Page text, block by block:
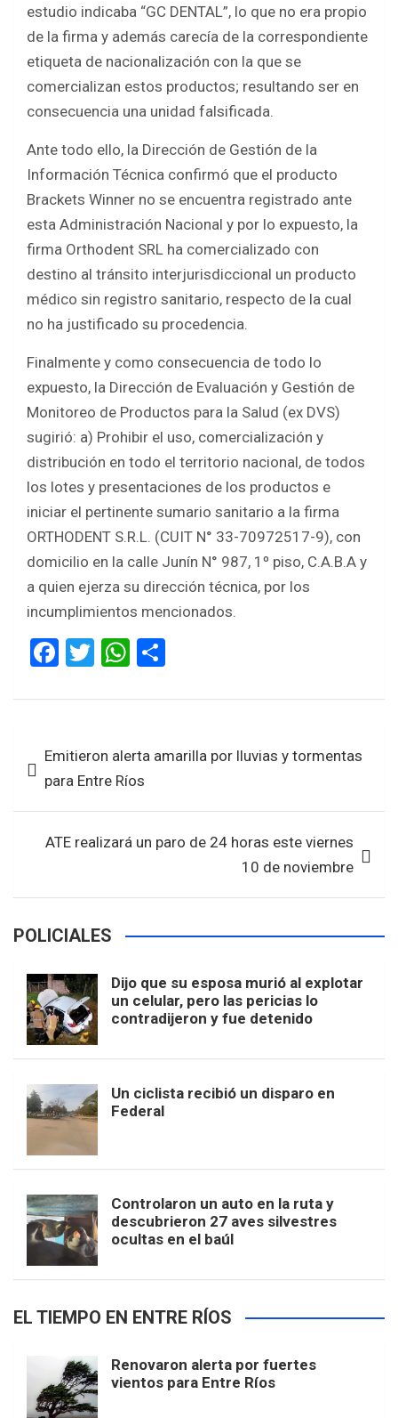
estudio indicaba “GC DENTAL”, lo que no era propio
de la firma y además carecía de la correspondiente
etiqueta de nacionalización con la que se
comercializan estos productos; resultando ser en
consecuencia una unidad falsificada.
Ante todo ello, la Dirección de Gestión de la
Información Técnica confirmó que el producto
Brackets Winner no se encuentra registrado ante
esta Administración Nacional y por lo expuesto, la
firma Orthodent SRL ha comercializado con
destino al tránsito interjurisdiccional un producto
médico sin registro sanitario, respecto de la cual
no ha justificado su procedencia.
Finalmente y como consecuencia de todo lo
expuesto, la Dirección de Evaluación y Gestión de
Monitoreo de Productos para la Salud (ex DVS)
sugirió: a) Prohibir el uso, comercialización y
distribución en todo el territorio nacional, de todos
los lotes y presentaciones de los productos e
iniciar el pertinente sumario sanitario a la firma
ORTHODENT S.R.L. (CUIT N° 33-70972517-9), con
domicilio en la calle Junín N° 987, 1º piso, C.A.B.A y
a quien ejerza su dirección técnica, por los
incumplimientos mencionados.
F
ce
o
o
k
T
tt
W
at
A
p
p
ar
de
entradas
Emitieron alerta amarilla por lluvias y tormentas
para Entre Ríos
ATE realizará un paro de 24 horas este viernes
10 de noviembre
POLICIALES
Dijo que su esposa murió al explotar
un celular, pero las pericias lo
contradijeron y fue detenido
Un ciclista recibió un disparo en
Federal
Controlaron un auto en la ruta y
descubrieron 27 aves silvestres
ocultas en el baúl
EL TIEMPO EN ENTRE RÍOS
Renovaron alerta por fuertes
vientos para Entre Ríos